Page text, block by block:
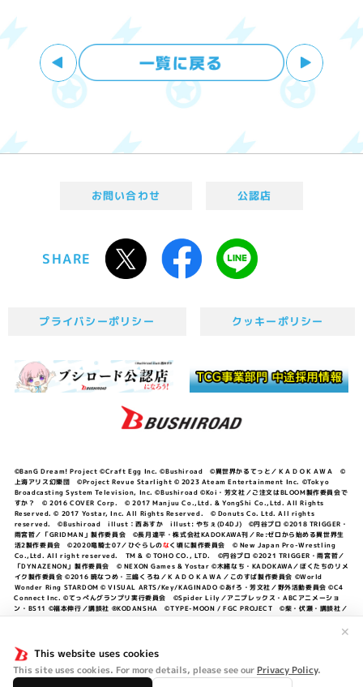
This website uses cookies
This site uses cookies. For more details, please see our Privacy Policy.
✕
お問い合わせ 公認店
SHARE
プライバシーポリシー クッキーポリシー
©BanG Dream! Project ©Craft Egg Inc. ©Bushiroad ©異世界かるてっと／ＫＡＤＯＫＡＷＡ ©
上海アリス幻樂団 ©Project Revue Starlight © 2023 Ateam Entertainment Inc. ©Tokyo
Broadcasting System Television, Inc. ©Bushiroad ©Koi・芳文社／ご注文はBLOOM製作委員会で
すか？ © 2016 COVER Corp. © 2017 Manjuu Co.,Ltd. & YongShi Co.,Ltd. All Rights
Reserved. © 2017 Yostar, Inc. All Rights Reserved. © Donuts Co. Ltd. All rights
reserved. ©Bushiroad illust：西あすか illust: やちぇ(D4DJ) ©円谷プロ ©2018 TRIGGER・
雨宮哲／「GRIDMAN」製作委員会 ©長月達平・株式会社KADOKAWA刊／Re:ゼロから始める異世界生
活2製作委員会 ©2020竜騎士07／ひぐらしのなく頃に製作委員会 © New Japan Pro-Wrestling
Co.,Ltd. All right reserved. TM & © TOHO CO., LTD. ©円谷プロ ©2021 TRIGGER・雨宮哲／
「DYNAZENON」製作委員会 © NEXON Games & Yostar ©木緒なち・KADOKAWA／ぼくたちのリメ
イク製作委員会 ©2016 暁なつめ・三嶋くろね／ＫＡＤＯＫＡＷＡ／このすば製作委員会 ©World
Wonder Ring STARDOM © VISUAL ARTS/Key/KAGINADO ©あfろ・芳文社／野外活動委員会 ©C4
Connect Inc. ©てっぺんグランプリ実行委員会 ©Spider Lily／アニプレックス・ABCアニメーショ
ン・BS11 ©福本伸行／講談社 ®KODANSHA ©TYPE-MOON / FGC PROJECT ©柴・伏瀬・講談社／
©中村力斗・野澤ゆき子／集英社・君のことが大大大大大好きな製作委員会 ©IIS-P／ぽんのみち製作委
員会 ©円谷プロ ©2023 TRIGGER・雨宮哲／「劇場版グリッドマンユニバース」製作委員会 © NEXON
Games／アビドス商店街 ©プロジェクトラブライブ！蓮ノ空女学院スクールアイドルクラブ ©「勇気爆
発バーンブレイバーン」製作委員会